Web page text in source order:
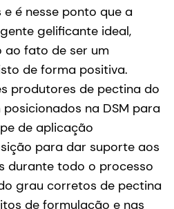
é nesse ponto que a
gelificante ideal,
ao fato de ser um
de forma positiva.
produtores de pectina do
na DSM para
de aplicação
para dar suporte aos
durante todo o processo
grau corretos de pectina
de formulação e nas